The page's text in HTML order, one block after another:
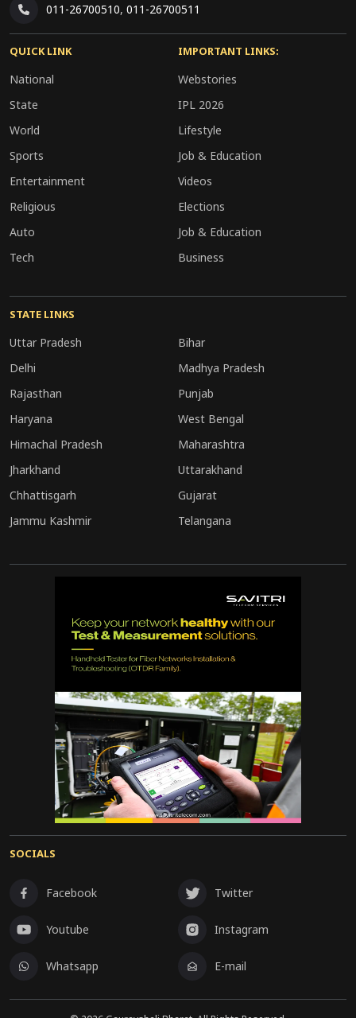
011-26700510, 011-26700511
QUICK LINK
National
State
World
Sports
Entertainment
Religious
Auto
Tech
IMPORTANT LINKS:
Webstories
IPL 2026
Lifestyle
Job & Education
Videos
Elections
Job & Education
Business
STATE LINKS
Uttar Pradesh
Bihar
Delhi
Madhya Pradesh
Rajasthan
Punjab
Haryana
West Bengal
Himachal Pradesh
Maharashtra
Jharkhand
Uttarakhand
Chhattisgarh
Gujarat
Jammu Kashmir
Telangana
SOCIALS
Facebook Twitter
Youtube Instagram
Whatsapp E-mail